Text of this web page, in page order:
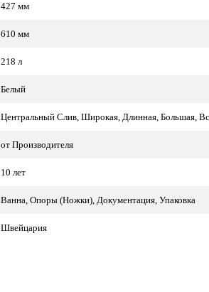
427 мм
610 мм
218 л
Белый
Центральный Слив, Широкая, Длинная, Большая,
от Производителя
10 лет
Ванна, Опоры (Ножки), Документация, Упаковка
Швейцария